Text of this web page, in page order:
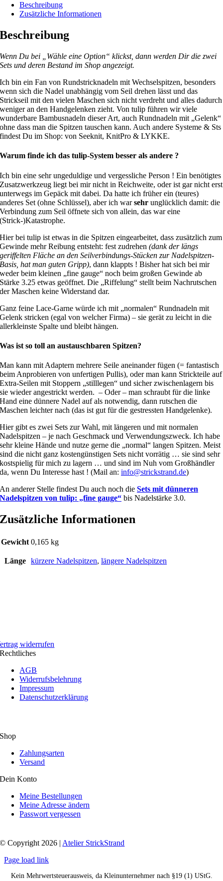
Beschreibung
Zusätzliche Informationen
Beschreibung
Wenn Du bei „Wähle eine Option“ klickst, dann werden Dir die zwei
Sets und deren Bestand im Shop angezeigt.
Ich bin ein Fan von Rundstricknadeln mit Wechselspitzen, besonders
wenn sich die Nadel unabhängig vom Seil drehen lässt und das
Strickseil mit den vielen Maschen sich nicht verdreht und alles dadurch
weniger an den Handgelenken zieht. Von tulip führen wir viele
wunderbare Bambusnadeln dieser Art, auch Rundnadeln mit „Gelenk“
ohne dass man die Spitzen tauschen kann. Auch andere Systeme & Sts
findest Du im Shop: von Seeknit, KnitPro & LYKKE.
Warum finde ich das tulip-System besser als andere ?
Ich bin eine sehr ungeduldige und vergessliche Person ! Ein benötigtes
Zusatzwerkzeug liegt bei mir nicht in Reichweite, oder ist gar nicht erst
unterwegs im Gepäck mit dabei. Da hatte ich früher ein (teures)
anderes Set (ohne Schlüssel), aber ich warsehr unglücklich damit: die
Verbindung zum Seil öffnete sich von allein, das war eine
(Strick-)Katastrophe.
Hier bei tulip ist etwas in die Spitzen eingearbeitet, dass zusätzlich zum
Gewinde mehr Reibung entsteht: fest zudrehen (dank der längs
geriffelten Fläche an den Seilverbindungs-Stücken zur Nadelspitzen-
Basis, hat man guten Gripp), dann klappts ! Bisher hat sich bei mir
weder beim kleinen „fine gauge“ noch beim großen Gewinde ab
Stärke 3.25 etwas geöffnet. Die „Riffelung“ stellt beim Nachrutschen
der Maschen keine Widerstand dar.
Ganz feine Lace-Garne würde ich mit „normalen“ Rundnadeln mit
Gelenk stricken (egal von welcher Firma) – sie gerät zu leicht in die
allerkleinste Spalte und bleibt hängen.
Was ist so toll an austauschbaren Spitzen?
Man kann mit Adaptern mehrere Seile aneinander fügen (= fantastisch
beim Anprobieren von unfertigen Pullis), oder man kann Strickteile auf
Extra-Seilen mit Stoppern „stilllegen“ und sicher zwischenlagern bis
sie wieder angestrickt werden. – Oder – man schraubt für die linke
Hand eine dünnere Nadel auf als notwendig, dann rutschen die
Maschen leichter nach (das ist gut für die gestressten Handgelenke).
Hier gibt es zwei Sets zur Wahl, mit längeren und mit normalen
Nadelspitzen – je nach Geschmack und Verwendungszweck. Ich habe
sehr kleine Hände und nutze gerne die „normal“ langen Spitzen. Meist
sind die nicht ganz kostengünstigen Sets nicht vorrätig … sie sind sehr
kostspielig für mich zu lagern … und sind im Nuh vom Großhändler
da, wenn Du Interesse hast ! (Mail an:info@strickstrand.de)
An anderer Stelle findest Du auch noch dieSets mit dünneren
Nadelspitzen von tulip: „fine gauge“ bis Nadelstärke 3.0.
Zusätzliche Informationen
Gewicht 0,165 kg
Länge kürzere Nadelspitzen,längere Nadelspitzen
widerrufen
Rechtliches
AGB
Widerrufsbelehrung
Impressum
Datenschutzerklärung
Shop
Zahlungsarten
Versand
Dein Konto
Meine Bestellungen
Meine Adresse ändern
Passwort vergessen
© Copyright 2026 | Atelier StrickStrand
Page load link
Kein Mehrwertsteuerausweis, da Kleinunternehmer nach §19 (1) UStG.